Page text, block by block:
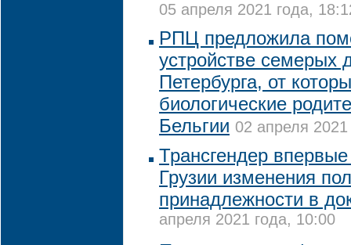
05 апреля 2021 года,
РПЦ предложила
устройстве семерых
Петербурга, от
биологические
Бельгии 02 апреля
Трансгендер
Грузии изменения
принадлежности в
апреля 2021 года, 10:00